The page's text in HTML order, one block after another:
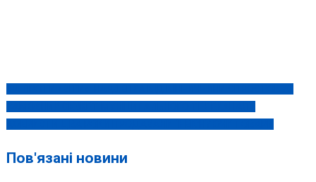
Навігація
записів
Пов'язані новини